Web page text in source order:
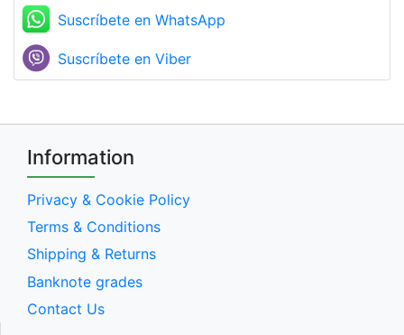
Suscríbete en WhatsApp
Suscríbete en Viber
Information
Privacy & Cookie Policy
Terms & Conditions
Shipping & Returns
Banknote grades
Contact Us